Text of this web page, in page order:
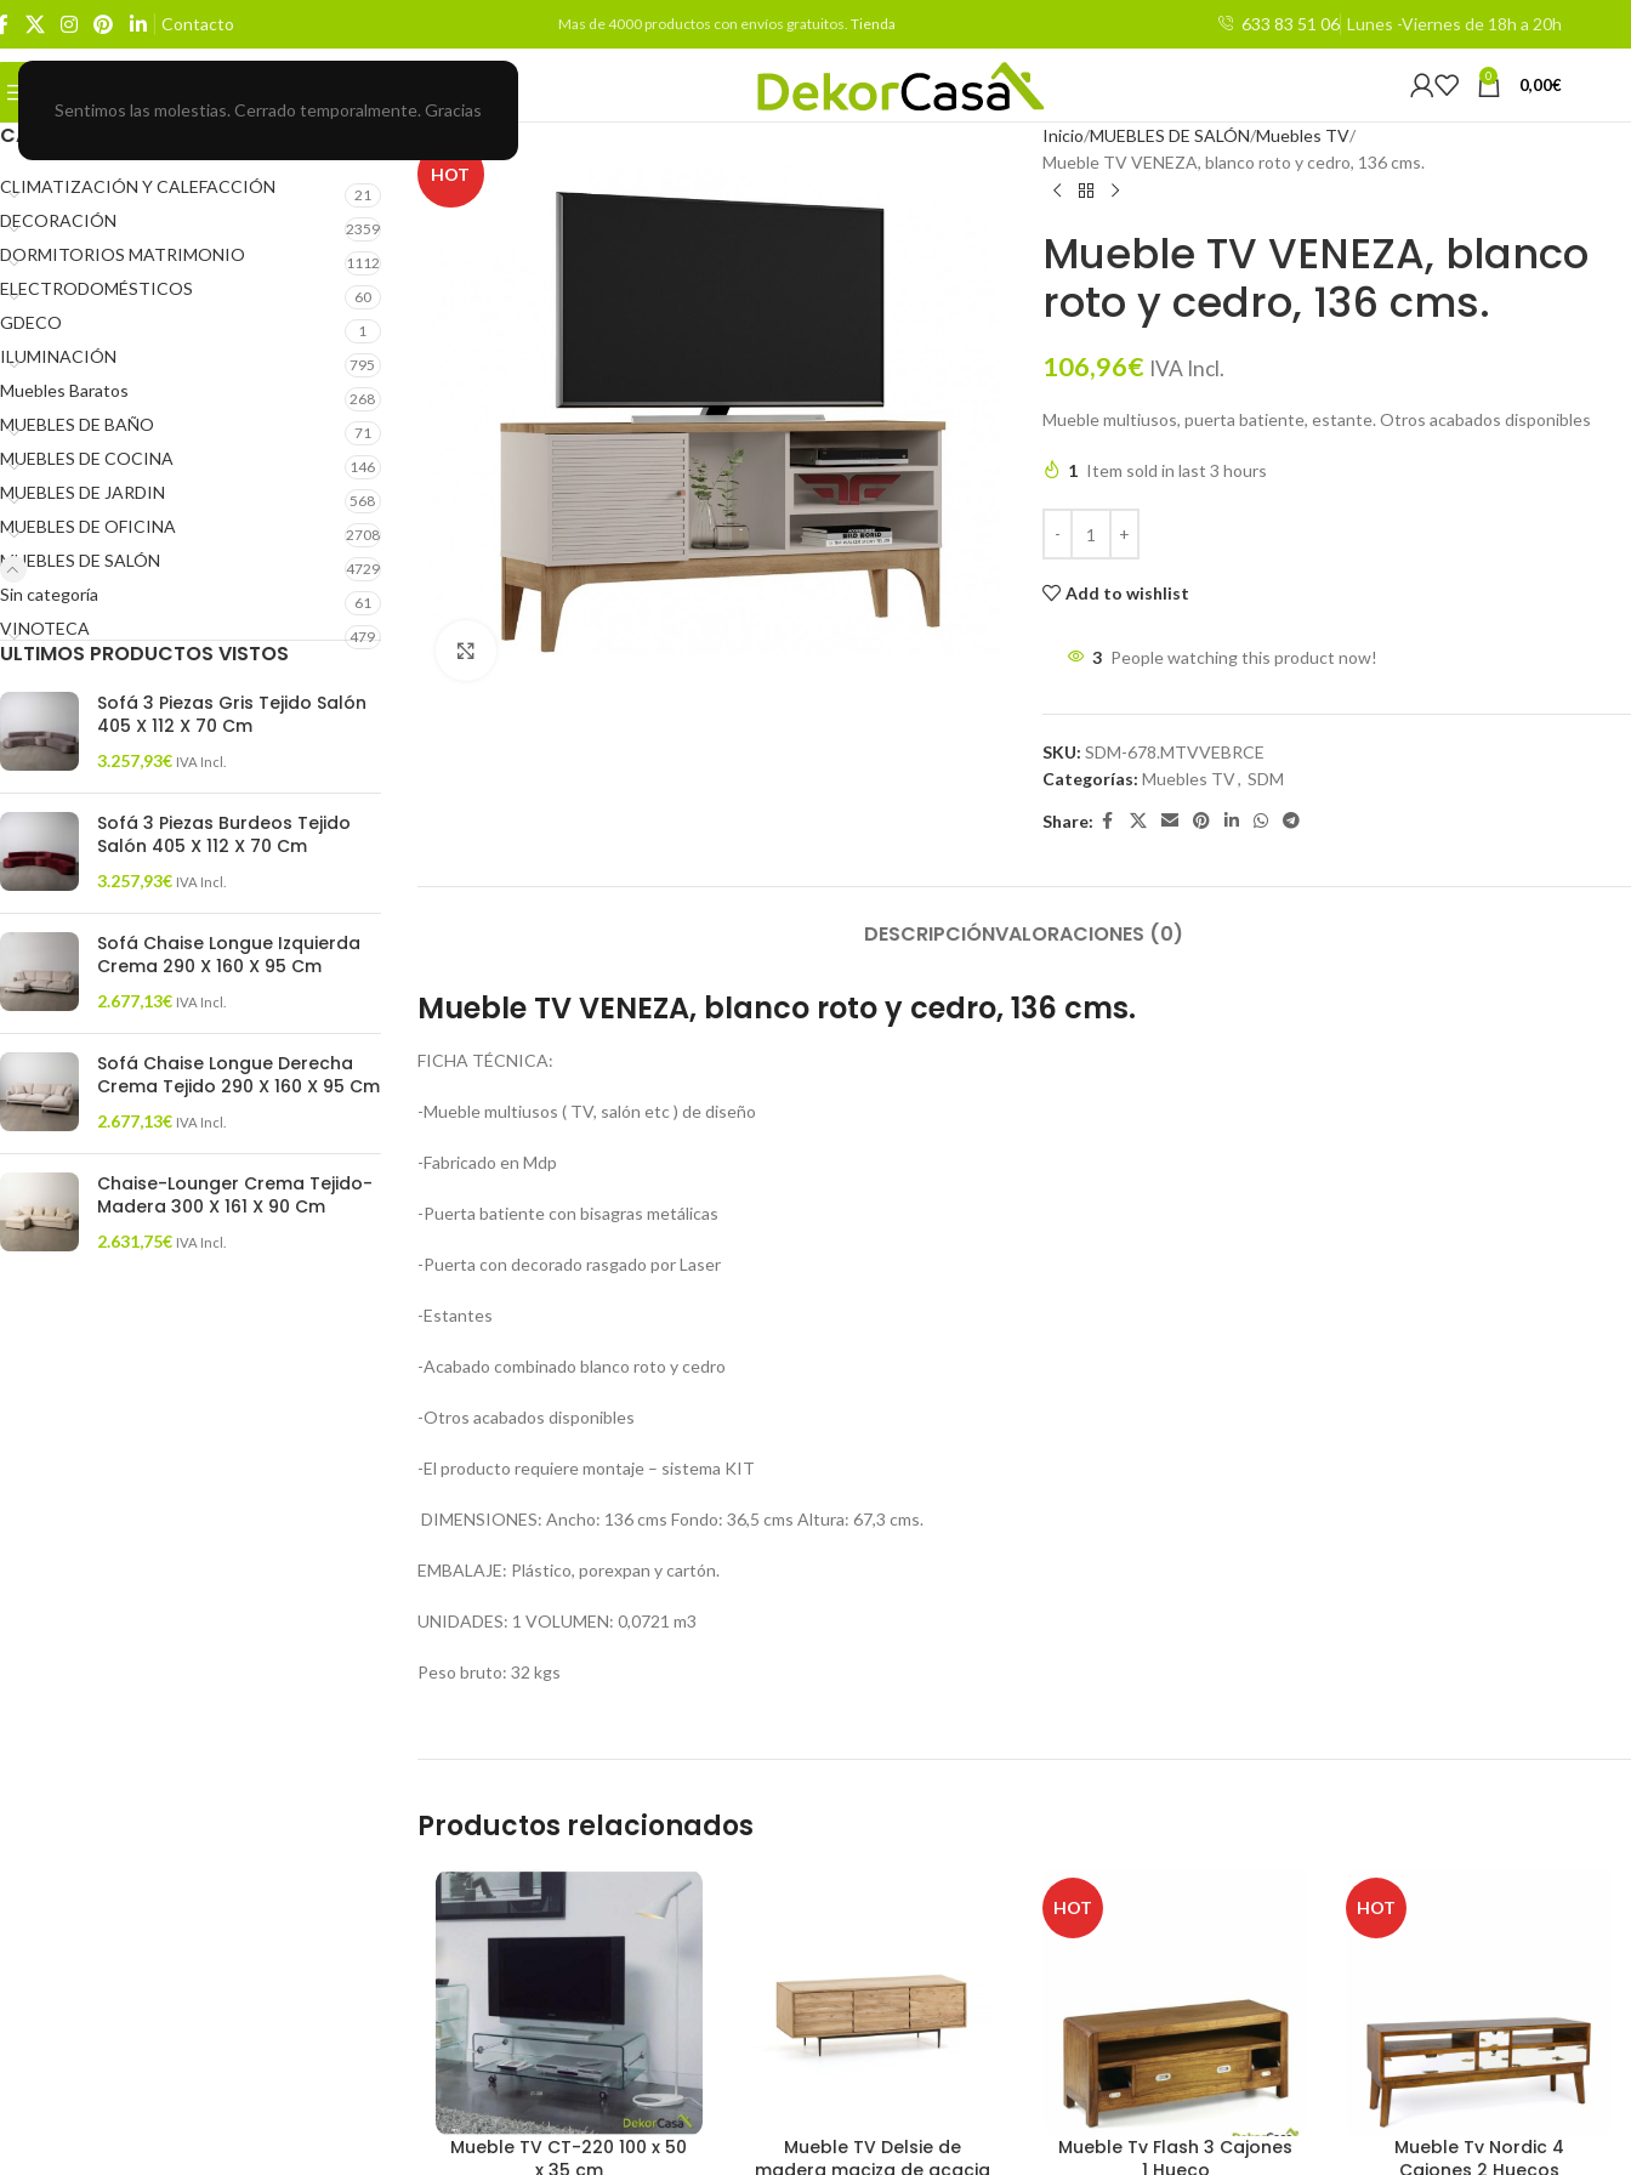
Sentimos las molestias. Cerrado temporalmente. Gracias
Contacto Mas de 4000 productos con envíos gratuitos. Tienda 633 83 51 06 Lunes -Viernes de 18h a 20h
0 0,00€
CATEGORÍAS DEL PRODUCTO
CLIMATIZACIÓN Y CALEFACCIÓN 21
DECORACIÓN 2359
DORMITORIOS MATRIMONIO 1112
ELECTRODOMÉSTICOS 60
GDECO 1
ILUMINACIÓN 795
Muebles Baratos 268
MUEBLES DE BAÑO 71
MUEBLES DE COCINA 146
MUEBLES DE JARDIN 568
MUEBLES DE OFICINA 2708
MUEBLES DE SALÓN 4729
Sin categoría 61
VINOTECA 479
ULTIMOS PRODUCTOS VISTOS
Sofá 3 Piezas Gris Tejido Salón
405 X 112 X 70 Cm
3.257,93€ IVA Incl.
Sofá 3 Piezas Burdeos Tejido
Salón 405 X 112 X 70 Cm
3.257,93€ IVA Incl.
Sofá Chaise Longue Izquierda
Crema 290 X 160 X 95 Cm
2.677,13€ IVA Incl.
Sofá Chaise Longue Derecha
Crema Tejido 290 X 160 X 95 Cm
2.677,13€ IVA Incl.
Chaise-Lounger Crema Tejido-
Madera 300 X 161 X 90 Cm
2.631,75€ IVA Incl.
HOT
Click to enlarge
Inicio MUEBLES DE SALÓN Muebles TV
Mueble TV VENEZA, blanco roto y cedro, 136 cms.
Mueble TV VENEZA, blanco
roto y cedro, 136 cms.
106,96€ IVA Incl.
Mueble multiusos, puerta batiente, estante. Otros acabados disponibles
1 Item sold in last 3 hours
Add to wishlist
3 People watching this product now!
SKU: SDM-678.MTVVEBRCE
Categorías: Muebles TV, SDM
Share:
DESCRIPCIÓNVALORACIONES (0)
Mueble TV VENEZA, blanco roto y cedro, 136 cms.
FICHA TÉCNICA:
-Mueble multiusos ( TV, salón etc ) de diseño
-Fabricado en Mdp
-Puerta batiente con bisagras metálicas
-Puerta con decorado rasgado por Laser
-Estantes
-Acabado combinado blanco roto y cedro
-Otros acabados disponibles
-El producto requiere montaje – sistema KIT
DIMENSIONES: Ancho: 136 cms Fondo: 36,5 cms Altura: 67,3 cms.
EMBALAJE: Plástico, porexpan y cartón.
UNIDADES: 1 VOLUMEN: 0,0721 m3
Peso bruto: 32 kgs
Productos relacionados
Mueble TV CT-220 100 x 50
Mueble TV Delsie de
HOT
Mueble Tv Flash 3 Cajones
HOT
Mueble Tv Nordic 4